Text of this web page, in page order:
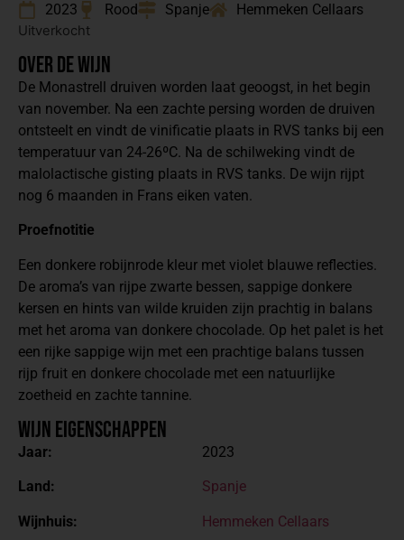
2023 Rood Spanje Hemmeken Cellaars
Uitverkocht
Over de wijn
De Monastrell druiven worden laat geoogst, in het begin
van november. Na een zachte persing worden de druiven
ontsteelt en vindt de vinificatie plaats in RVS tanks bij een
temperatuur van 24-26ºC. Na de schilweking vindt de
malolactische gisting plaats in RVS tanks. De wijn rijpt
nog 6 maanden in Frans eiken vaten.
Proefnotitie
Een donkere robijnrode kleur met violet blauwe reflecties.
De aroma’s van rijpe zwarte bessen, sappige donkere
kersen en hints van wilde kruiden zijn prachtig in balans
met het aroma van donkere chocolade. Op het palet is het
een rijke sappige wijn met een prachtige balans tussen
rijp fruit en donkere chocolade met een natuurlijke
zoetheid en zachte tannine.
Wijn Eigenschappen
Jaar: 2023
Land: Spanje
Wijnhuis: Hemmeken Cellaars